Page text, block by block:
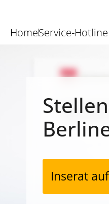
HomeService-
Inserat